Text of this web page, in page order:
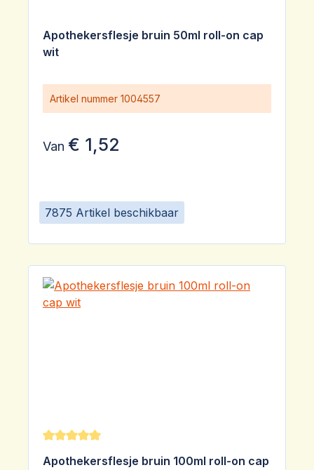
7875 Artikel beschikbaar
Apothekersflesje bruin 50ml roll-on cap
wit
Artikel nummer 1004557
Van € 1,52
Gemiddelde waardering van 5 van 5 sterren
Apothekersflesje bruin 100ml roll-on cap